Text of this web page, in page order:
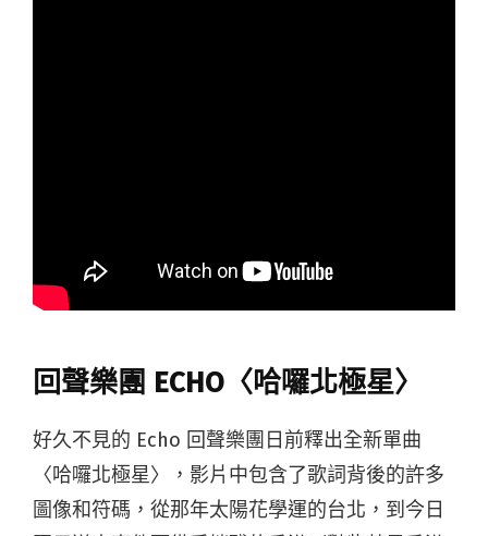
回聲樂團 ECHO〈哈囉北極星〉
好久不見的 Echo 回聲樂團日前釋出全新單曲
〈哈囉北極星〉，影片中包含了歌詞背後的許多
圖像和符碼，從那年太陽花學運的台北，到今日